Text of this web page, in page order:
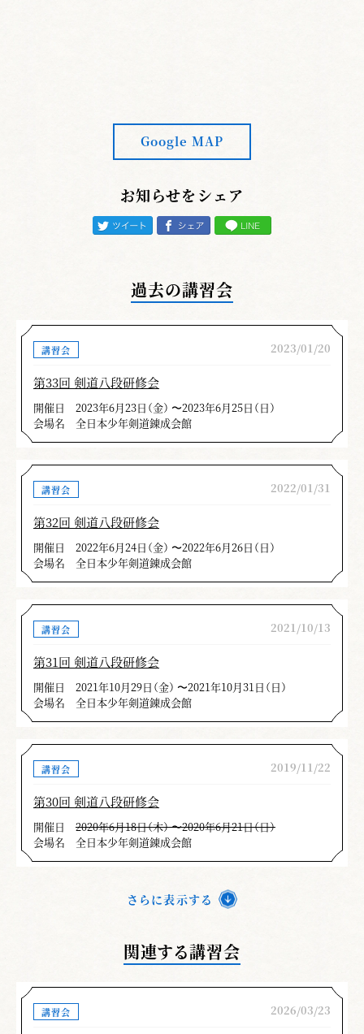
Google MAP
お知らせをシェア
過去の講習会
講習会 2023/01/20
第33回 剣道八段研修会
開催日
2023年6月23日（金） 〜2023年6月25日（日）
会場名
全日本少年剣道錬成会館
講習会 2022/01/31
第32回 剣道八段研修会
開催日
2022年6月24日（金） 〜2022年6月26日（日）
会場名
全日本少年剣道錬成会館
講習会 2021/10/13
第31回 剣道八段研修会
開催日
2021年10月29日（金） 〜2021年10月31日（日）
会場名
全日本少年剣道錬成会館
講習会 2019/11/22
第30回 剣道八段研修会
開催日
2020年6月18日（木） 〜2020年6月21日（日）
会場名
全日本少年剣道錬成会館
さらに表示する
関連する講習会
講習会 2026/03/23